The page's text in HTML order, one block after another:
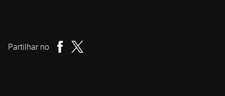
Partilhar no